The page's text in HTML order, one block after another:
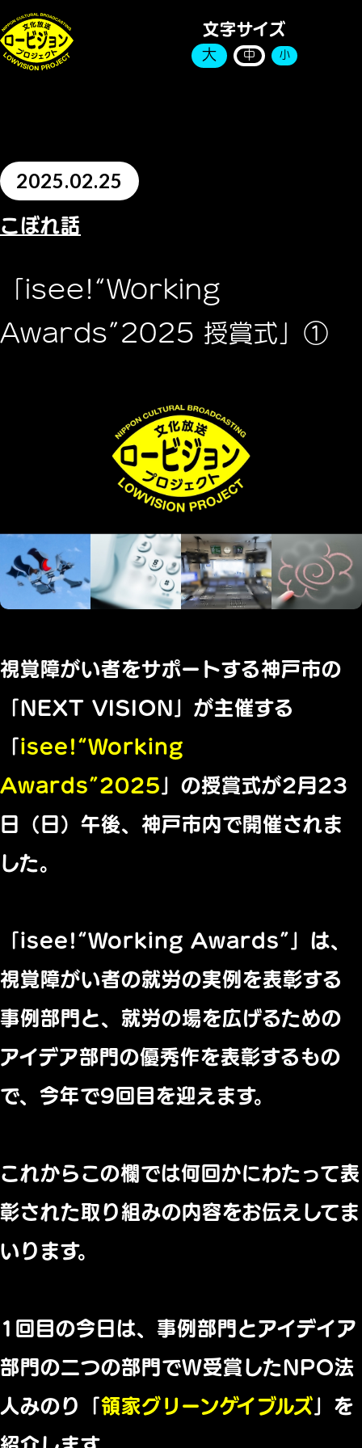
文字サイズ
大 中 小
2025.02.25
こぼれ話
「isee!“Working
Awards”2025 授賞式」①
視覚障がい者をサポートする神戸市の
「NEXT VISION」が主催する
「 isee!“Working
Awards”2025 」の授賞式が2月23
日（日）午後、神戸市内で開催されま
した。
「isee!“Working Awards”」は、
視覚障がい者の就労の実例を表彰する
事例部門と、就労の場を広げるための
アイデア部門の優秀作を表彰するもの
で、今年で9回目を迎えます。
これからこの欄では何回かにわたって表
彰された取り組みの内容をお伝えしてま
いります。
1回目の今日は、事例部門とアイデイア
部門の二つの部門でW受賞したNPO法
人みのり「領家グリーンゲイブルズ 」を